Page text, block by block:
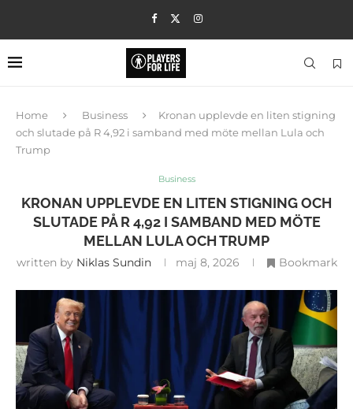
Home Business
Kronan upplevde en liten stigning
och slutade på R 4,92 i samband med möte mellan Lula och
Trump
Business
KRONAN UPPLEVDE EN LITEN STIGNING OCH
SLUTADE PÅ R 4,92 I SAMBAND MED MÖTE
MELLAN LULA OCH TRUMP
written by Niklas Sundin maj 8, 2026 Bookmark